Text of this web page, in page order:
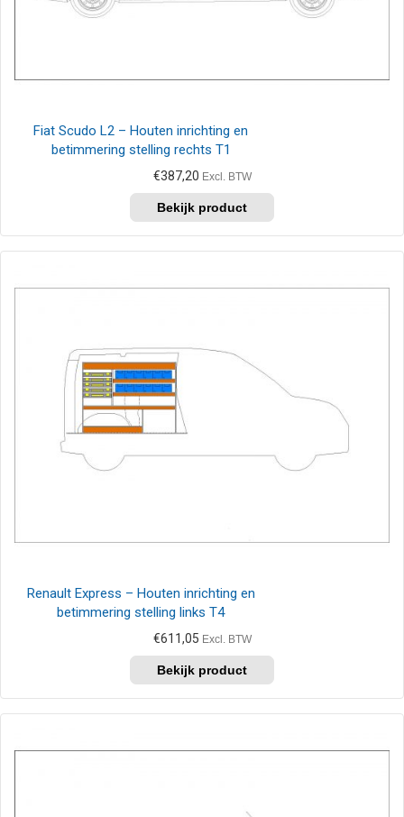
Fiat Scudo L2 – Houten inrichting en
betimmering stelling rechts T1
€387,20 Excl. BTW
Renault Express – Houten inrichting en
betimmering stelling links T4
€611,05 Excl. BTW